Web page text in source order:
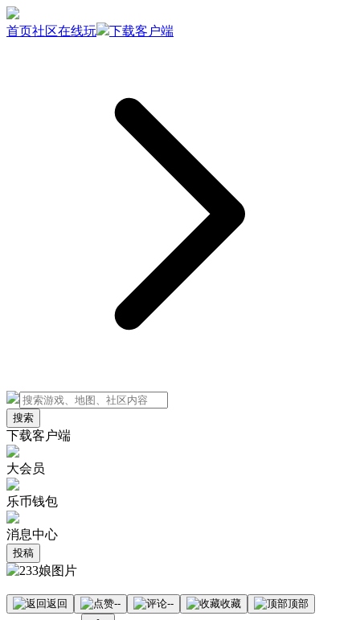
首页社区在线玩 下载客户端
搜索
下载客户端
大会员
乐币钱包
消息中心
投稿
返回 -- -- 收藏 顶部